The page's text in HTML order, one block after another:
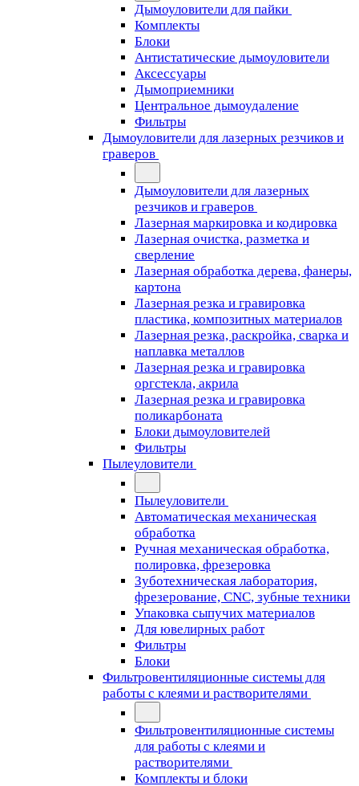
Дымоуловители для пайки
Комплекты
Блоки
Антистатические дымоуловители
Аксессуары
Дымоприемники
Центральное дымоудаление
Фильтры
Дымоуловители для лазерных резчиков и
граверов
Дымоуловители для лазерных
резчиков и граверов
Лазерная маркировка и кодировка
Лазерная очистка, разметка и
сверление
Лазерная обработка дерева, фанеры,
картона
Лазерная резка и гравировка
пластика, композитных материалов
Лазерная резка, раскройка, сварка и
наплавка металлов
Лазерная резка и гравировка
оргстекла, акрила
Лазерная резка и гравировка
поликарбоната
Блоки дымоуловителей
Фильтры
Пылеуловители
Пылеуловители
Автоматическая механическая
обработка
Ручная механическая обработка,
полировка, фрезеровка
Зуботехническая лаборатория,
фрезерование, CNC, зубные техники
Упаковка сыпучих материалов
Для ювелирных работ
Фильтры
Блоки
Фильтровентиляционные системы для
работы с клеями и растворителями
Фильтровентиляционные системы
для работы с клеями и
растворителями
Комплекты и блоки